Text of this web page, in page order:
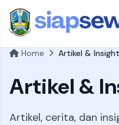
Home Artikel &
Artikel &
Artikel, cerita, dan